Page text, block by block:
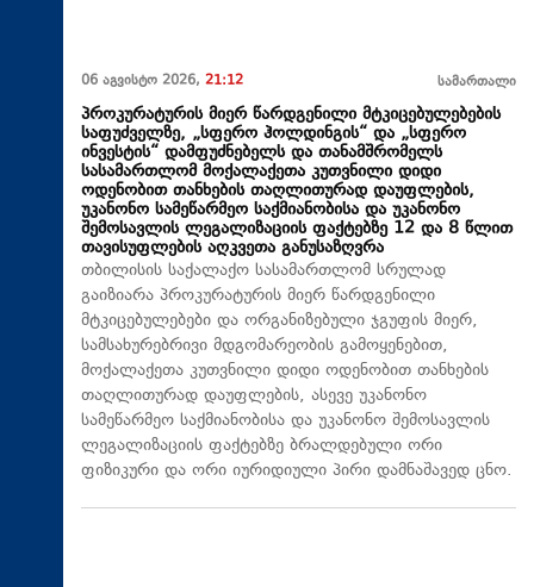
06 აგვისტო 2026, 21:12 სამართალი
პროკურატურის მიერ წარდგენილი მტკიცებულებების
საფუძველზე, „სფერო ჰოლდინგის“ და „სფერო
ინვესტის“ დამფუძნებელს და თანამშრომელს
სასამართლომ მოქალაქეთა კუთვნილი დიდი
ოდენობით თანხების თაღლითურად დაუფლების,
უკანონო სამეწარმეო საქმიანობისა და უკანონო
შემოსავლის ლეგალიზაციის ფაქტებზე 12 და 8 წლით
თავისუფლების აღკვეთა განუსაზღვრა
თბილისის საქალაქო სასამართლომ სრულად
გაიზიარა პროკურატურის მიერ წარდგენილი
მტკიცებულებები და ორგანიზებული ჯგუფის მიერ,
სამსახურებრივი მდგომარეობის გამოყენებით,
მოქალაქეთა კუთვნილი დიდი ოდენობით თანხების
თაღლითურად დაუფლების, ასევე უკანონო
სამეწარმეო საქმიანობისა და უკანონო შემოსავლის
ლეგალიზაციის ფაქტებზე ბრალდებული ორი
ფიზიკური და ორი იურიდიული პირი დამნაშავედ ცნო.